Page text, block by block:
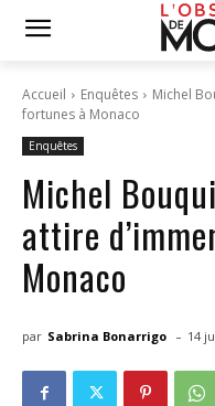
Accueil Enquêtes
Michel
fortunes à Monaco
Enquêtes
Michel
attire
Monaco
par Sabrina Bonarrigo - 14